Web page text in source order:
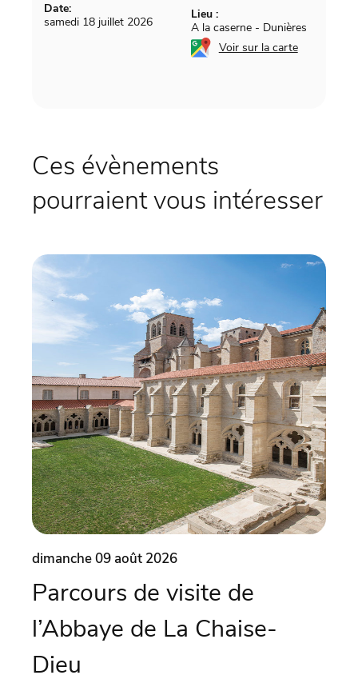
Date:
samedi 18 juillet 2026
Lieu :
A la caserne - Dunières
Voir sur la carte
Ces évènements
pourraient vous intéresser
dimanche 09 août 2026
Parcours de visite de
l’Abbaye de La Chaise-
Dieu